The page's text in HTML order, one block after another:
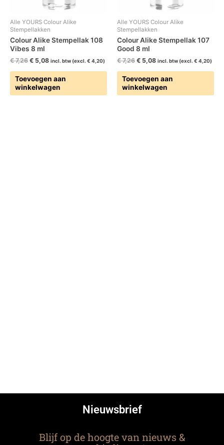
Alle YOURS Colour Alike
Stempellakken
Colour Alike Stempellak 108
Vibes 8 ml
€7,26 € 5,08 incl. btw (excl. € 4,20)
Toevoegen aan
winkelwagen
Alle YOURS Colour Alike
Stempellakken
Colour Alike Stempellak 107
Good 8 ml
€7,26 € 5,08 incl. btw (excl. € 4,20)
Toevoegen aan
winkelwagen
Nieuwsbrief
Blijf op de hoogte van nieuws &